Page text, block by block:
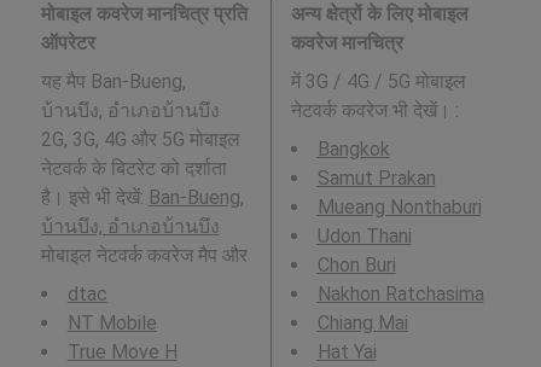
मोबाइल कवरेज मानचित्र प्रति
ऑपरेटर
यह मैप Ban-Bueng,
บ้านบึง, อำเภอบ้านบึง
2G, 3G, 4G और 5G मोबाइल
नेटवर्क के बिटरेट को दर्शाता
है। इसे भी देखें: Ban-Bueng,
บ้านบึง, อำเภอบ้านบึง
मोबाइल नेटवर्क कवरेज मैप और
dtac
NT Mobile
True Move H
अन्य क्षेत्रों के लिए मोबाइल
कवरेज मानचित्र
में 3G / 4G / 5G मोबाइल
नेटवर्क कवरेज भी देखें। :
Bangkok
Samut Prakan
Mueang Nonthaburi
Udon Thani
Chon Buri
Nakhon Ratchasima
Chiang Mai
Hat Yai